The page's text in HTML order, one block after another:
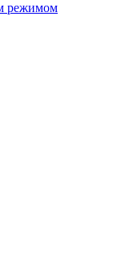
режимом